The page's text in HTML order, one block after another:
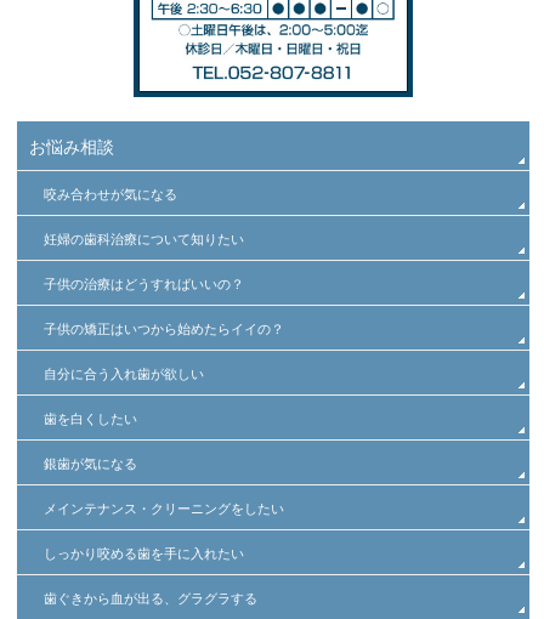
お悩み相談
咬み合わせが気になる
妊婦の歯科治療について知りたい
子供の治療はどうすればいいの？
子供の矯正はいつから始めたらイイの？
自分に合う入れ歯が欲しい
歯を白くしたい
銀歯が気になる
メインテナンス・クリーニングをしたい
しっかり咬める歯を手に入れたい
歯ぐきから血が出る、グラグラする